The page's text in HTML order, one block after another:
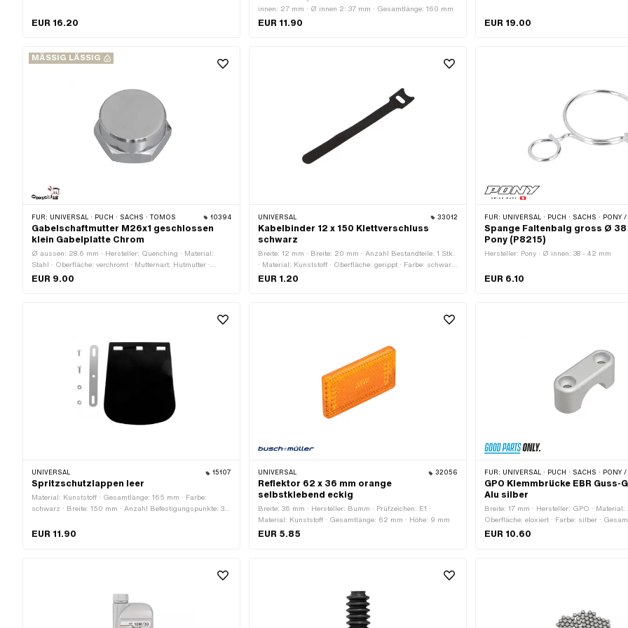
EUR 16.20
innen: 27 mm · Ø innen 2: 37 mm · Gesamtlänge: 160 mm
EUR 11.90 EUR 19.00
MÄSSIG LÄSSIG
FÜR: UNIVERSAL · PUCH · SACHS · TOMOS 10394
Gabelschaftmutter M26x1 geschlossen
klein Gabelplatte Chrom
Ø aussen: 28.6 mm · Hersteller: Quenching · Material:
Stahl · Oberfläche: verchromt · Mutternart: Hutmutter ·
Antrieb: Aussensechskant · Gewindeart: MF26x1
EUR 9.00
UNIVERSAL 33012
Kabelbinder 12 x 150 Klettverschluss
schwarz
Breite: 12 mm · Breite: 20 mm · Anzahl Bestandteile: 1 Stk.
· Material: Kunststoff · Oberfläche: gerippt · Farbe: schwarz
· Gesamtlänge: 150 mm · Höhe: 0.9 mm ·
EUR 1.20
FÜR: UNIVERSAL · PUCH · SACHS · PONY / CILO (BETA 521 & 512) · PIAGGIO · ZÜNDAPP
Spange Faltenbalg gross Ø 38
Pony (P8215)
Hersteller: Pony · Ø innen: 38 - 42 mm
EUR 6.10
UNIVERSAL 15107
Spritzschutzlappen leer
Material: Kunststoff · Gesamtlänge: 165 mm · Farbe:
schwarz · Breite: 150 mm · Anzahl Befestigungspunkte: 3
EUR 11.90
UNIVERSAL 32056
Reflektor 62 x 36 mm orange
selbstklebend eckig
Breite: 36 mm · Hersteller: Bumm · Prüfzeichen: E1 ·
Material: Kunststoff · Gesamtlänge: 62 mm · Höhe: 9 mm
EUR 5.85
FÜR: UNIVERSAL · PUCH · SACHS · PONY / CILO (BETA 521 & 512) ·
GPO Klemmbrücke EBR Guss-
Alu silber
Breite: 17 mm · Hersteller: GPO · Material:
Oberfläche: eloxiert · Farbe: silber ·
Klemmdurchmesser: 22 mm · Höhe: 20.4
EUR 10.60